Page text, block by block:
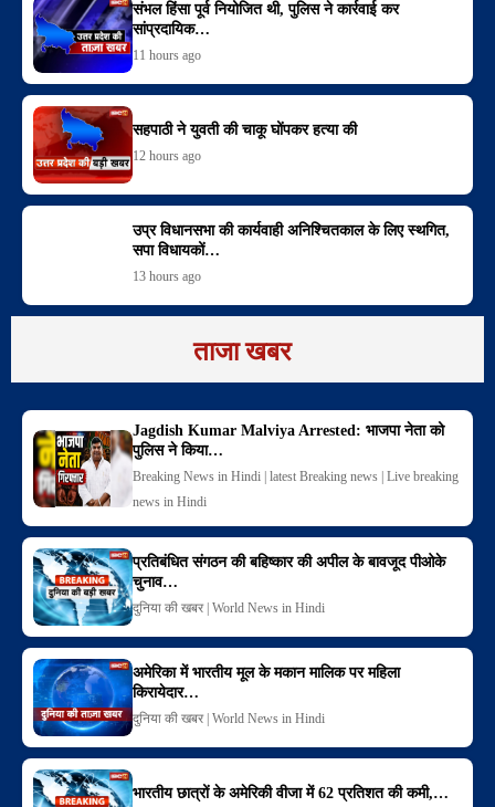
संभल हिंसा पूर्व नियोजित थी, पुलिस ने कार्रवाई कर
सांप्रदायिक…
11 hours ago
सहपाठी ने युवती की चाकू घोंपकर हत्या की
12 hours ago
उप्र विधानसभा की कार्यवाही अनिश्चितकाल के लिए स्थगित,
सपा विधायकों…
13 hours ago
ताजा खबर
Jagdish Kumar Malviya Arrested: भाजपा नेता को
पुलिस ने किया…
Breaking News in Hindi | latest Breaking news | Live breaking
news in Hindi
प्रतिबंधित संगठन की बहिष्कार की अपील के बावजूद पीओके
चुनाव…
दुनिया की खबर | World News in Hindi
अमेरिका में भारतीय मूल के मकान मालिक पर महिला
किरायेदार…
दुनिया की खबर | World News in Hindi
भारतीय छात्रों के अमेरिकी वीजा में 62 प्रतिशत की कमी,…